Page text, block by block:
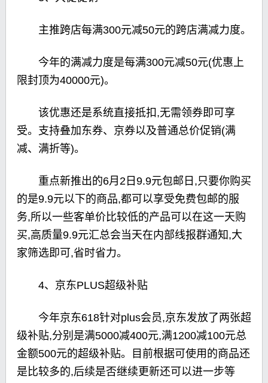
主推跨店每满300元减50元的跨店满减力度。
今年的满减力度是每满300元减50元(优惠上
限封顶为40000元)。
该优惠还是系统直接抵扣,无需领券即可享
受。支持叠加东券、京券以及普通总价促销(满
减、满折等)。
重点新推出的6月2日9.9元包邮日,只要你购买
的是9.9元以下的商品,都可以享受免费包邮的服
务,所以一些客单价比较低的产品可以在这一天购
买,高质量9.9元汇总会当天在内部线报群通知,大
家筛选即可,省时省力。
4、京东PLUS超级补贴
今年京东618针对plus会员,京东发放了两张超
级补贴,分别是满5000减400元,满1200减100元总
金额500元的超级补贴。目前根据可使用的商品还
是比较多的,后续是否继续更新还可以进一步等